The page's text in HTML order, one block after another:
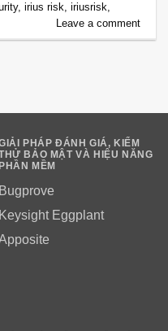
,irius risk,iriusrisk,
Leave a comment
PHÁP ĐÁNH GIÁ, KIỂM
BẢO MẬT VÀ HIỆU NĂNG
PHẦN MỀM
Bugprove
Keysight Eggplant